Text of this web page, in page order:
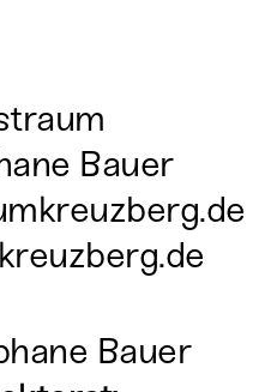
Bauer
Bauer